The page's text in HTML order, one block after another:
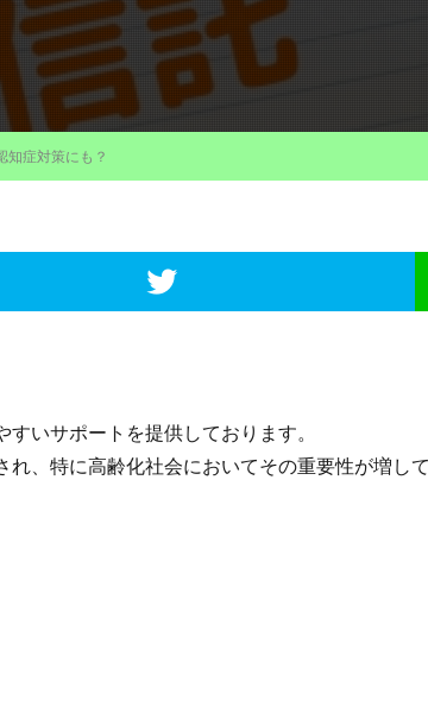
知症対策にも？
いサポートを提供しております。
、特に高齢化社会においてその重要性が増して